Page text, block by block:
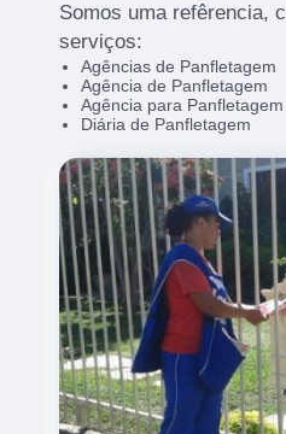
Somos uma refêrencia,
serviços:
Agências de Panfletagem
Agência de Panfletagem
Agência para Panfletagem
Diária de Panfletagem